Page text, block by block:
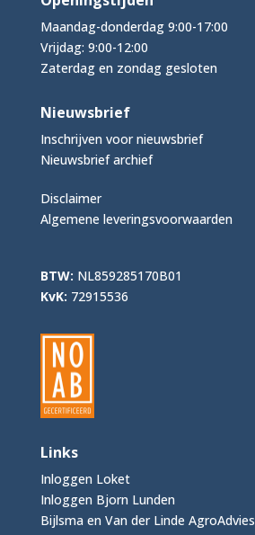
Maandag-donderdag 9:00-17:00
Vrijdag: 9:00-12:00
Zaterdag en zondag gesloten
Nieuwsbrief
Inschrijven voor nieuwsbrief
Nieuwsbrief archief
Disclaimer
Algemene leveringsvoorwaarden
BTW: NL859285170B01
KvK: 72915536
Links
Inloggen Loket
Inloggen Bjorn Lunden
Bijlsma en Van der Linde AgroAdvies